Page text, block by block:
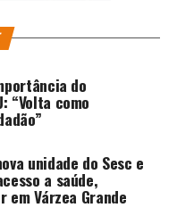
do
“Volta como
unidade do Sesc e
a saúde,
Várzea Grande